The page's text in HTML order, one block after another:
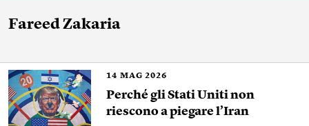
Fareed Zakaria
14 MAG 2026
Perché gli Stati Uniti non
riescono a piegare l’Iran